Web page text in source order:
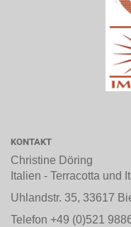
KONTAKT
Christine Döring
Italien - Terracotta und
Uhlandstr. 35, 33617
Telefon +49 (0)521